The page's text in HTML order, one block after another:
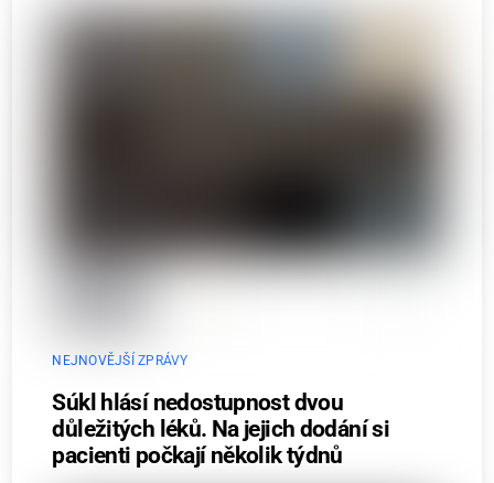
NEJNOVĚJŠÍ ZPRÁVY
Súkl hlásí nedostupnost dvou
důležitých léků. Na jejich dodání si
pacienti počkají několik týdnů